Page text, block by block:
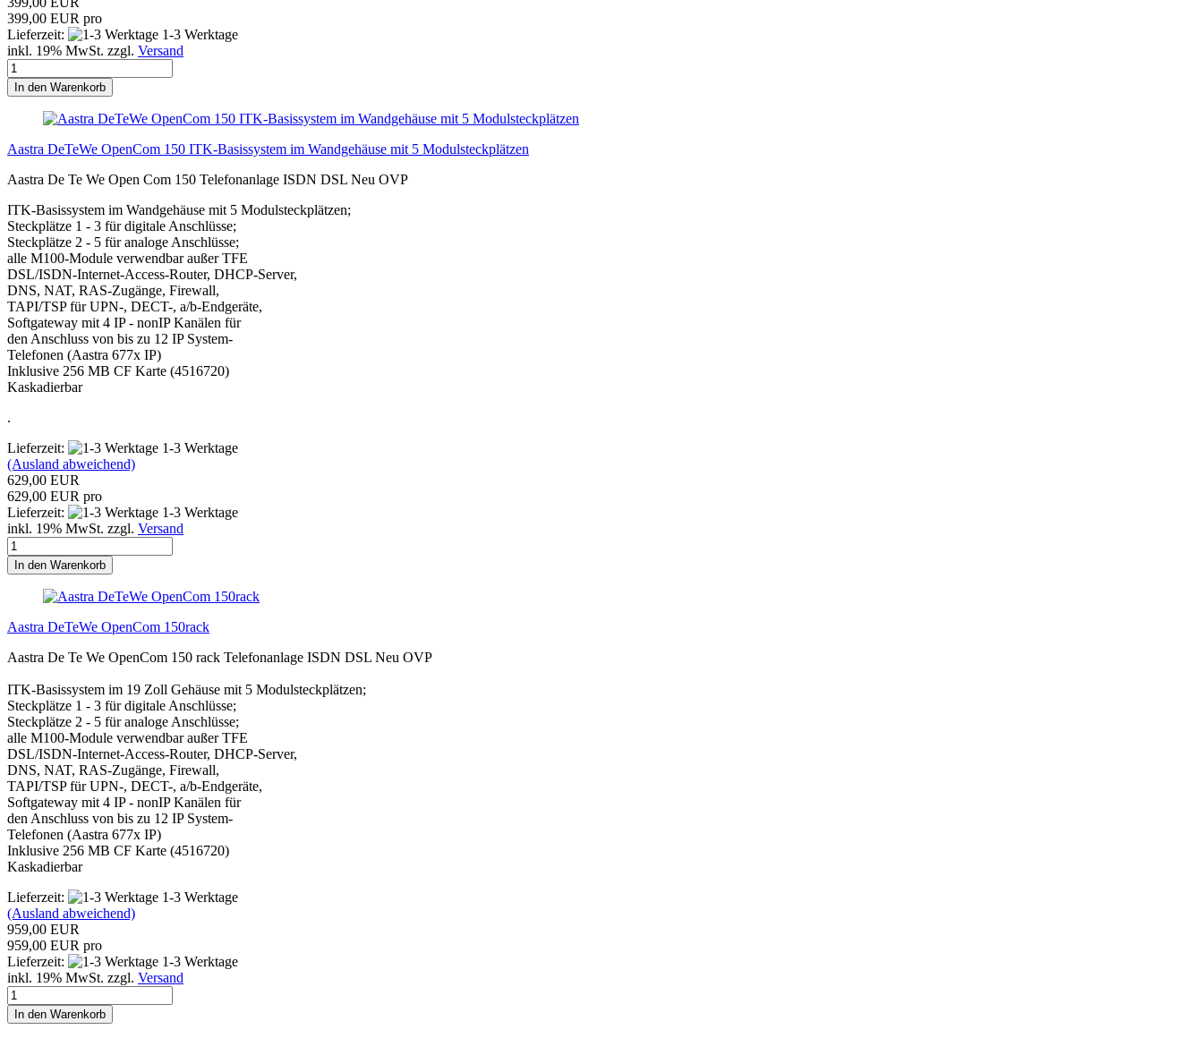
399,00 EUR pro
Lieferzeit:
1-3 Werktage
inkl. 19% MwSt. zzgl. Versand
In den Warenkorb
Aastra DeTeWe OpenCom 150 ITK-Basissystem im Wandgehäuse mit 5 Modulsteckplätzen
Aastra De Te We Open Com 150 Telefonanlage ISDN DSL Neu OVP
ITK-Basissystem im Wandgehäuse mit 5 Modulsteckplätzen;
Steckplätze 1 - 3 für digitale Anschlüsse;
Steckplätze 2 - 5 für analoge Anschlüsse;
alle M100-Module verwendbar außer TFE
DSL/ISDN-Internet-Access-Router, DHCP-Server,
DNS, NAT, RAS-Zugänge, Firewall,
TAPI/TSP für UPN-, DECT-, a/b-Endgeräte,
Softgateway mit 4 IP - nonIP Kanälen für
den Anschluss von bis zu 12 IP System-
Telefonen (Aastra 677x IP)
Inklusive 256 MB CF Karte (4516720)
Kaskadierbar
.
Lieferzeit:
1-3 Werktage
(Ausland abweichend)
629,00 EUR
629,00 EUR pro
Lieferzeit:
1-3 Werktage
inkl. 19% MwSt. zzgl. Versand
In den Warenkorb
Aastra DeTeWe OpenCom 150rack
Aastra De Te We OpenCom 150 rack Telefonanlage ISDN DSL Neu OVP
ITK-Basissystem im 19 Zoll Gehäuse mit 5 Modulsteckplätzen;
Steckplätze 1 - 3 für digitale Anschlüsse;
Steckplätze 2 - 5 für analoge Anschlüsse;
alle M100-Module verwendbar außer TFE
DSL/ISDN-Internet-Access-Router, DHCP-Server,
DNS, NAT, RAS-Zugänge, Firewall,
TAPI/TSP für UPN-, DECT-, a/b-Endgeräte,
Softgateway mit 4 IP - nonIP Kanälen für
den Anschluss von bis zu 12 IP System-
Telefonen (Aastra 677x IP)
Inklusive 256 MB CF Karte (4516720)
Kaskadierbar
Lieferzeit:
1-3 Werktage
(Ausland abweichend)
959,00 EUR
959,00 EUR pro
Lieferzeit:
1-3 Werktage
inkl. 19% MwSt. zzgl. Versand
In den Warenkorb